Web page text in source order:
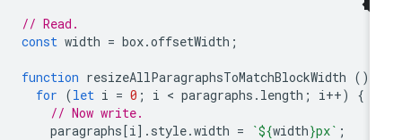
// Read.
const width = box.offsetWidth
function resizeAllParagraphsToMatchBlockWidth
for ( let = 0 < paragraphs.length; i ++
// Now write.
paragraphs [ i].style.width = `${width} px`